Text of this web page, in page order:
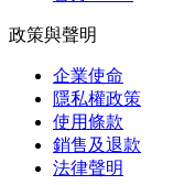
政策與聲明
企業使命
隱私權政策
使用條款
銷售及退款
法律聲明